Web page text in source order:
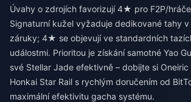
Úvahy o zdrojích favorizují 4★ pro F2P/
Signaturní kužel vyžaduje dedikované tahy
záruky; 4★ se objevují ve standardních
událostmi. Prioritou je získání samotné Yao
své Stellar Jade efektivně – dobijte si
Honkai Star Rail s rychlým doručením od
maximální efektivitu gacha systému.